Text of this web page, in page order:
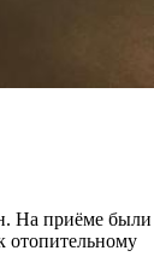
На приёме были
отопительному